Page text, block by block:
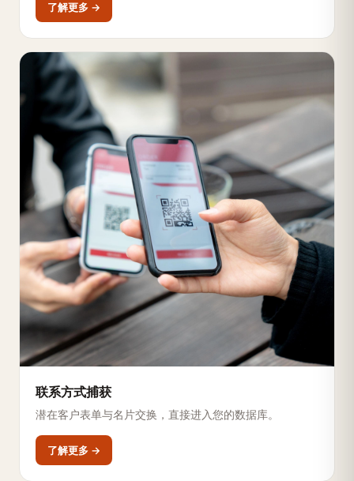
了解更多 →
联系方式捕获
潜在客户表单与名片交换，直接进入您的数据库。
了解更多 →